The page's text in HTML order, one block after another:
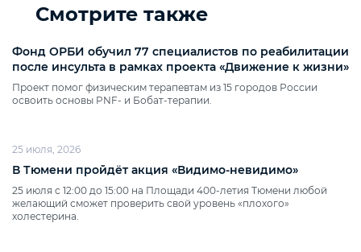
Смотрите также
Фонд ОРБИ обучил 77 специалистов по реабилитации
после инсульта в рамках проекта «Движение к жизни»
Проект помог физическим терапевтам из 15 городов России
освоить основы PNF‑ и Бобат‑терапии.
25 июля, 2026
В Тюмени пройдёт акция «Видимо‑невидимо»
25 июля с 12:00 до 15:00 на Площади 400‑летия Тюмени любой
желающий сможет проверить свой уровень «плохого»
холестерина.